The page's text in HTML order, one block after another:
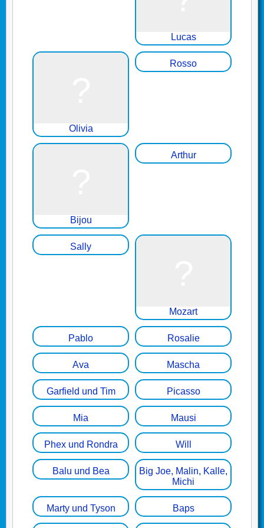
Lucas
Olivia
Rosso
Bijou
Arthur
Sally
Mozart
Pablo Rosalie
Ava Mascha
Garfield und Tim Picasso
Mia Mausi
Phex und Rondra Will
Balu und Bea
Big Joe, Malin, Kalle,
Michi
Marty und Tyson Baps